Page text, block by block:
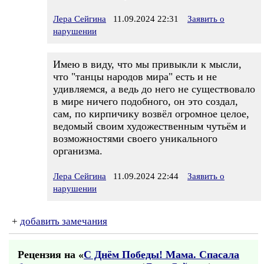
Лера Сейгина 11.09.2024 22:31
Заявить о
нарушении
Имею в виду, что мы привыкли к мысли,
что "танцы народов мира" есть и не
удивляемся, а ведь до него не существовало
в мире ничего подобного, он это создал,
сам, по кирпичику возвёл огромное целое,
ведомый своим художественным чутьём и
возможностями своего уникального
организма.
Лера Сейгина 11.09.2024 22:44
Заявить о
нарушении
+ добавить замечания
Рецензия на «С Днём Победы! Мама. Спасала